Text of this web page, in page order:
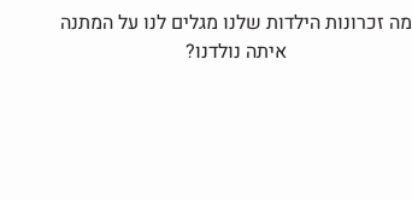
מה זכרונות הילדות שלנו מגלים לנו על המתנה
איתה נולדנו?